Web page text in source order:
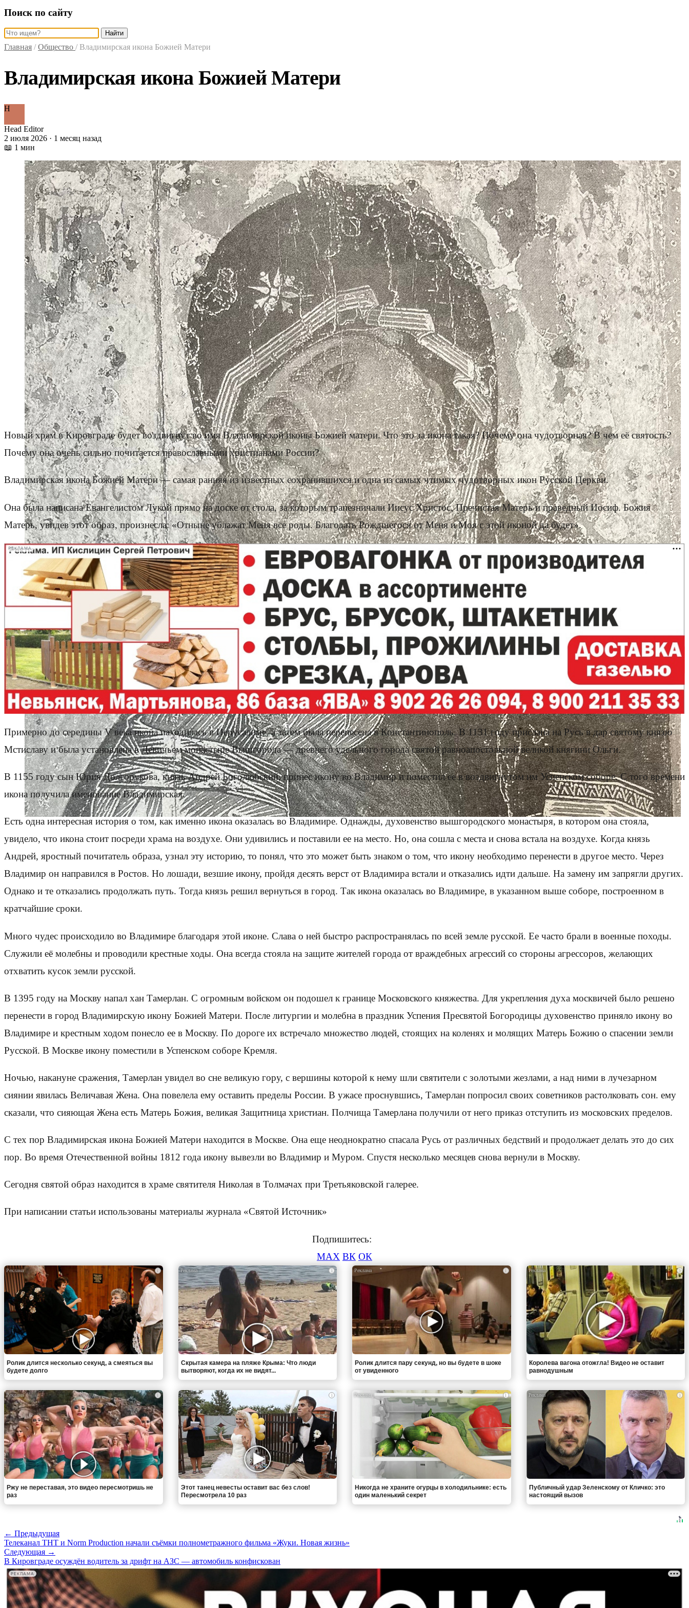
Поиск по сайту
Найти
Главная / Общество / Владимирская икона Божией Матери
Владимирская икона Божией Матери
H
Head Editor
2 июля 2026 · 1 месяц назад
📖 1 мин
Новый храм в Кировграде будет воздвигнут во имя Владимирской иконы Божией матери. Что это за икона такая? Почему она чудотворная? В чем её святость?
Почему она очень сильно почитается православными христианами России?
Владимирская икона Божией Матери — самая ранняя из известных сохранившихся и одна из самых чтимых чудотворных икон Русской Церкви.
Она была написана Евангелистом Лукой прямо на доске от стола, за которым трапезничали Иисус Христос, Пречистая Матерь и праведный Иосиф. Божия
Матерь, увидев этот образ, произнесла: «Отныне ублажат Меня все роды. Благодать Рождшегося от Меня и Моя с этой иконой да будет».
РЕКЛАМА
Примерно до середины V века икона находилась в Иерусалиме, а затем была перенесена в Константинополь. В 1131 году прислана на Русь в дар святому князю
Мстиславу и была установлена в Девичьем монастыре Вышгорода — древнего удельного города святой равноапостольной великой княгини Ольги.
В 1155 году сын Юрия Долгорукова, князь Андрей Боголюбский, принес икону во Владимир и поместил ее в воздвигнутом им Успенском соборе. С того времени
икона получила именование Владимирская.
Есть одна интересная история о том, как именно икона оказалась во Владимире. Однажды, духовенство вышгородского монастыря, в котором она стояла,
увидело, что икона стоит посреди храма на воздухе. Они удивились и поставили ее на место. Но, она сошла с места и снова встала на воздухе. Когда князь
Андрей, яростный почитатель образа, узнал эту историю, то понял, что это может быть знаком о том, что икону необходимо перенести в другое место. Через
Владимир он направился в Ростов. Но лошади, везшие икону, пройдя десять верст от Владимира встали и отказались идти дальше. На замену им запрягли других.
Однако и те отказались продолжать путь. Тогда князь решил вернуться в город. Так икона оказалась во Владимире, в указанном выше соборе, построенном в
кратчайшие сроки.
Много чудес происходило во Владимире благодаря этой иконе. Слава о ней быстро распространялась по всей земле русской. Ее часто брали в военные походы.
Служили её молебны и проводили крестные ходы. Она всегда стояла на защите жителей города от враждебных агрессий со стороны агрессоров, желающих
отхватить кусок земли русской.
В 1395 году на Москву напал хан Тамерлан. С огромным войском он подошел к границе Московского княжества. Для укрепления духа москвичей было решено
перенести в город Владимирскую икону Божией Матери. После литургии и молебна в праздник Успения Пресвятой Богородицы духовенство приняло икону во
Владимире и крестным ходом понесло ее в Москву. По дороге их встречало множество людей, стоящих на коленях и молящих Матерь Божию о спасении земли
Русской. В Москве икону поместили в Успенском соборе Кремля.
Ночью, накануне сражения, Тамерлан увидел во сне великую гору, с вершины которой к нему шли святители с золотыми жезлами, а над ними в лучезарном
сиянии явилась Величавая Жена. Она повелела ему оставить пределы России. В ужасе проснувшись, Тамерлан попросил своих советников растолковать сон. ему
сказали, что сияющая Жена есть Матерь Божия, великая Защитница христиан. Полчища Тамерлана получили от него приказ отступить из московских пределов.
С тех пор Владимирская икона Божией Матери находится в Москве. Она еще неоднократно спасала Русь от различных бедствий и продолжает делать это до сих
пор. Во время Отечественной войны 1812 года икону вывезли во Владимир и Муром. Спустя несколько месяцев снова вернули в Москву.
Сегодня святой образ находится в храме святителя Николая в Толмачах при Третьяковской галерее.
При написании статьи использованы материалы журнала «Святой Источник»
Подпишитесь:
MAX ВК ОК
i
Ролик длится несколько секунд, а смеяться вы
будете долго
i
Скрытая камера на пляже Крыма: Что люди
вытворяют, когда их не видят...
i
Ролик длится пару секунд, но вы будете в шоке
от увиденного
i
Королева вагона отожгла! Видео не оставит
равнодушным
i
Ржу не переставая, это видео пересмотришь не
раз
i
Этот танец невесты оставит вас без слов!
Пересмотрела 10 раз
i
Никогда не храните огурцы в холодильнике: есть
один маленький секрет
i
Публичный удар Зеленскому от Кличко: это
настоящий вызов
← Предыдущая
Телеканал ТНТ и Norm Production начали съёмки полнометражного фильма «Жуки. Новая жизнь»
Следующая →
В Кировграде осуждён водитель за дрифт на АЗС — автомобиль конфискован
РЕКЛАМА